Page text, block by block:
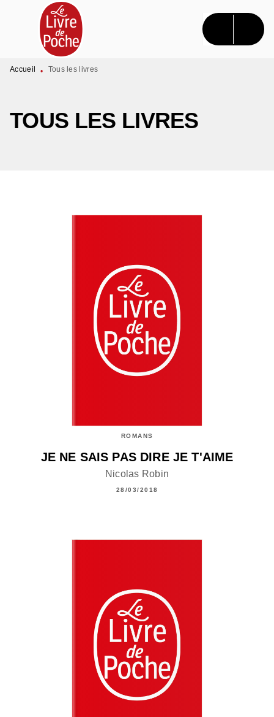
MENU RECHERCHE CONTENU
PIED DE PAGE
Accueil • Tous les livres
TOUS LES LIVRES
ROMANS
JE NE SAIS PAS DIRE JE T'AIME
Nicolas Robin
28/03/2018